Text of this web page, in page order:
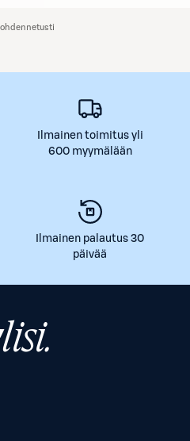
Ilmainen toimitus yli
600 myymälään
Ilmainen palautus 30
päivää